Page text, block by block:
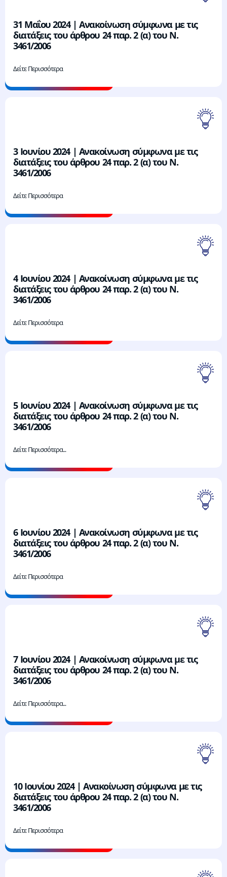
31 Μαΐου 2024 | Ανακοίνωση σύμφωνα με τις
διατάξεις του άρθρου 24 παρ. 2 (α) του Ν.
3461/2006
Δείτε Περισσότερα
3 Ιουνίου 2024 | Ανακοίνωση σύμφωνα με τις
διατάξεις του άρθρου 24 παρ. 2 (α) του Ν.
3461/2006
Δείτε Περισσότερα
4 Ιουνίου 2024 | Ανακοίνωση σύμφωνα με τις
διατάξεις του άρθρου 24 παρ. 2 (α) του Ν.
3461/2006
Δείτε Περισσότερα
5 Ιουνίου 2024 | Ανακοίνωση σύμφωνα με τις
διατάξεις του άρθρου 24 παρ. 2 (α) του Ν.
3461/2006
Δείτε Περισσότερα...
6 Ιουνίου 2024 | Ανακοίνωση σύμφωνα με τις
διατάξεις του άρθρου 24 παρ. 2 (α) του Ν.
3461/2006
Δείτε Περισσότερα
7 Ιουνίου 2024 | Ανακοίνωση σύμφωνα με τις
διατάξεις του άρθρου 24 παρ. 2 (α) του Ν.
3461/2006
Δείτε Περισσότερα...
10 Ιουνίου 2024 | Ανακοίνωση σύμφωνα με τις
διατάξεις του άρθρου 24 παρ. 2 (α) του Ν.
3461/2006
Δείτε Περισσότερα